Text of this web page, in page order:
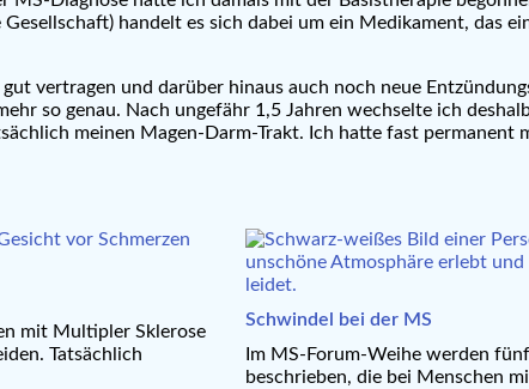
handelt es sich dabei um ein Medikament, das
vertragen und darüber hinaus auch noch neue
so genau. Nach ungefähr 1,5 Jahren wechselte ich
meinen Magen-Darm-Trakt. Ich hatte fast permanent
mit Multipler Sklerose
Tatsächlich
Schwindel bei der MS
Im MS-Forum-Weihe werden
beschrieben, die bei Menschen